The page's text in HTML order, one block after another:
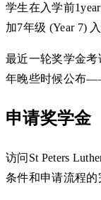
学生在入学前
加7年级 (Year 7)
最近一轮奖学金
年晚些时候公布
申请奖学金
访问St Peters
条件和申请流程的